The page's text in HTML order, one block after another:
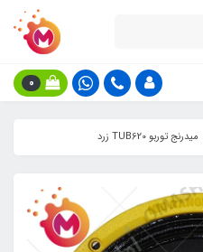
0
میدرنج توربو TUB620 زرد